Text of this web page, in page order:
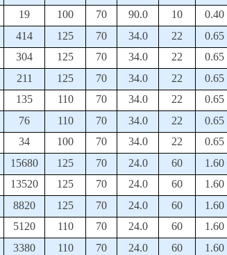
19 100 70 90.0 10 0.40
414 125 70 34.0 22 0.65
304 125 70 34.0 22 0.65
211 125 70 34.0 22 0.65
135 110 70 34.0 22 0.65
76 110 70 34.0 22 0.65
34 100 70 34.0 22 0.65
15680 125 70 24.0 60 1.60
13520 125 70 24.0 60 1.60
8820 125 70 24.0 60 1.60
5120 110 70 24.0 60 1.60
3380 110 70 24.0 60 1.60